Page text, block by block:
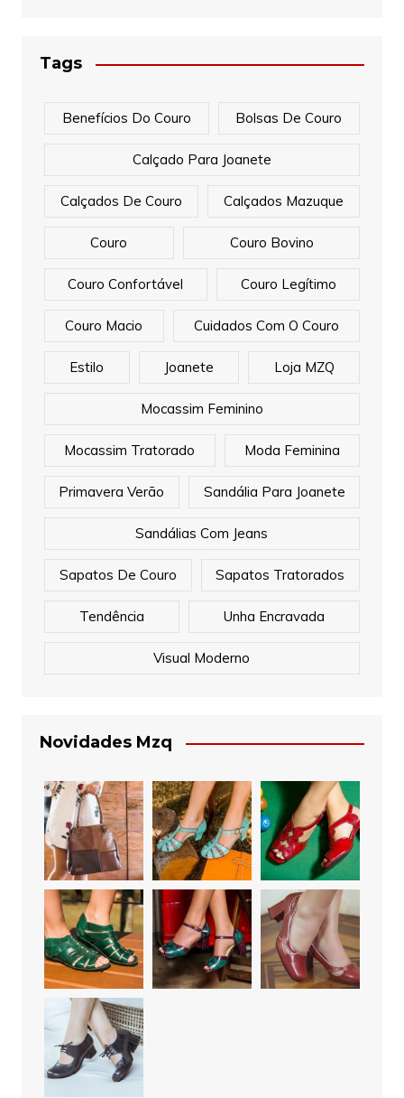
Tags
Benefícios Do Couro Bolsas De Couro
Calçado Para Joanete
Calçados De Couro Calçados Mazuque
Couro Couro Bovino
Couro Confortável Couro Legítimo
Couro Macio Cuidados Com O Couro
Estilo Joanete Loja MZQ
Mocassim Feminino
Mocassim Tratorado Moda Feminina
Primavera Verão Sandália Para Joanete
Sandálias Com Jeans
Sapatos De Couro Sapatos Tratorados
Tendência Unha Encravada
Visual Moderno
Novidades Mzq